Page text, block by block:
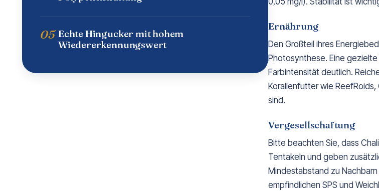
05 Echte Hingucker mit hohem
Wiedererkennungswert
Ernährung
Den Großteil ihres
Photosynthese. Eine
Farbintensität deutlich.
Korallenfutter wie
sind.
Vergesellschaftung
Bitte beachten Sie, dass
Tentakeln und geben
Mindestabstand zu
empfindlichen SPS und